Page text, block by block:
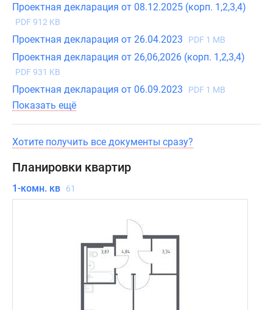
и
декоративные
элементы
на
стенах.
колясок
и
велосипедов
предусмотрены
помещения,
а
безопасное
видеонаблюдения.
Проектная декларация от 08.12.2025 (корп. 1,2,3,4)
PDF 912 KB
Проектная декларация от 26.04.2023 PDF 1 MB
Проектная декларация от 26,06,2026 (корп. 1,2,3,4)
PDF 931 KB
Проектная декларация от 06.09.2023 PDF 1 MB
Показать ещё
Хотите получить все документы сразу?
Планировки квартир
1-комн. кв 61